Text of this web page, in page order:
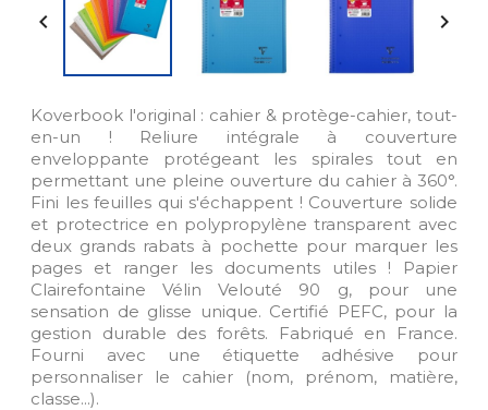
 
Koverbook l'original : cahier & protège-cahier, tout-
en-un ! Reliure intégrale à couverture
enveloppante protégeant les spirales tout en
permettant une pleine ouverture du cahier à 360°.
Fini les feuilles qui s'échappent ! Couverture solide
et protectrice en polypropylène transparent avec
deux grands rabats à pochette pour marquer les
pages et ranger les documents utiles ! Papier
Clairefontaine Vélin Velouté 90 g, pour une
sensation de glisse unique. Certifié PEFC, pour la
gestion durable des forêts. Fabriqué en France.
Fourni avec une étiquette adhésive pour
personnaliser le cahier (nom, prénom, matière,
classe...).